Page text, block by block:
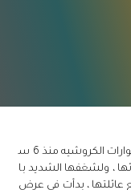
بدأت سهير حياتها المهنية كمصممة لأكسسوارات الكروشيه منذ 6 س
، ولشغفها الشديد با